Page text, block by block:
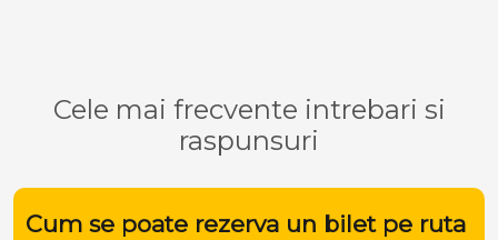
Cele mai frecvente intrebari si
raspunsuri
Cum se poate rezerva un bilet pe ruta